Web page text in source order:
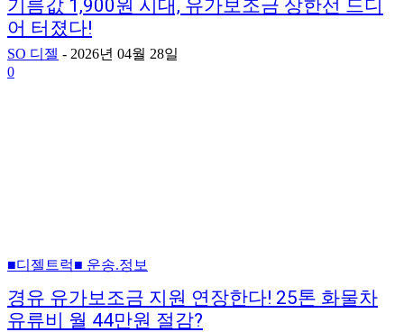
기름값 1,900원 시대, 유가보조금 상한선 드디
어 터졌다!
SO 디젤 - 2026년 04월 28일
0
■디젤트럭■ 운송.정보
경유 유가보조금 지원 연장한다! 25톤 화물차
유류비 월 44만원 절감?